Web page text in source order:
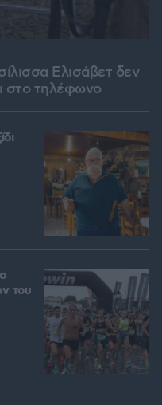
Ελισάβετ δεν
στο τηλέφωνο
του